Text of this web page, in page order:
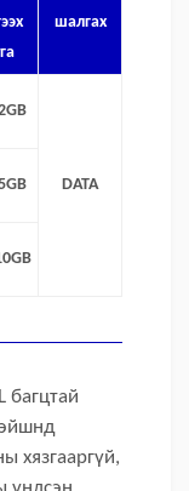
шалгах
DATA
багцтай
хязгааргүй,